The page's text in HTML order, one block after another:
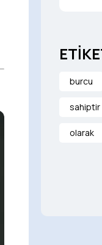
burcu
sahiptir
olarak